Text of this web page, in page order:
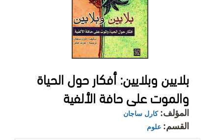
بلايين وبلايين: أفكار حول الحياة
والموت على حافة الألفية
المؤلف: كارل ساجان
القسم: علوم